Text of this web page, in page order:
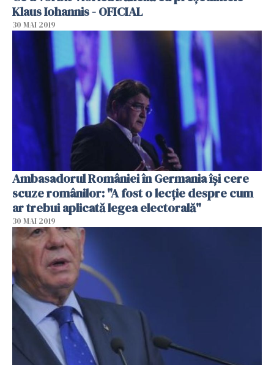
Klaus Iohannis - OFICIAL
30 MAI 2019
Ambasadorul României în Germania îşi cere
scuze românilor: "A fost o lecţie despre cum
ar trebui aplicată legea electorală"
30 MAI 2019